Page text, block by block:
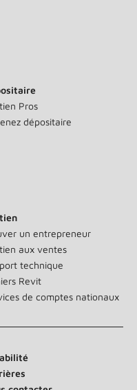
Pros
dépositaire
un entrepreneur
aux ventes
technique
Revit
de comptes nationaux